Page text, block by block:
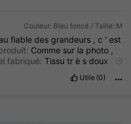
Couleur: Bleu foncé / Taille: M
fiable des grandeurs , c ' est
Comme sur la photo ,
fabriqué:Tissutrè sdoux
et
Utile (0)